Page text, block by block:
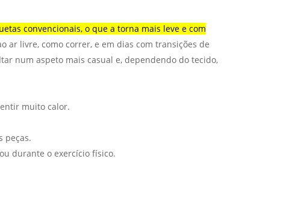
convencionais, o que a torna mais leve e com
ar livre, como correr, e em dias com transições de
num aspeto mais casual e, dependendo do tecido,
muito calor.
peças.
durante o exercício físico.